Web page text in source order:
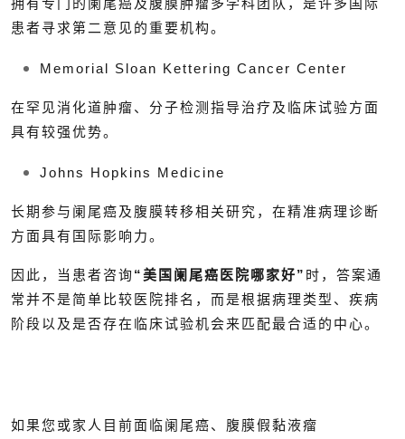
拥有专门的阑尾癌及腹膜肿瘤多学科团队，是许多国际
患者寻求第二意见的重要机构。
Memorial Sloan Kettering Cancer Center
在罕见消化道肿瘤、分子检测指导治疗及临床试验方面
具有较强优势。
Johns Hopkins Medicine
长期参与阑尾癌及腹膜转移相关研究，在精准病理诊断
方面具有国际影响力。
因此，当患者咨询 “美国阑尾癌医院哪家好” 时，答案通
常并不是简单比较医院排名，而是根据病理类型、疾病
阶段以及是否存在临床试验机会来匹配最合适的中心。
如果您或家人目前面临阑尾癌、腹膜假黏液瘤